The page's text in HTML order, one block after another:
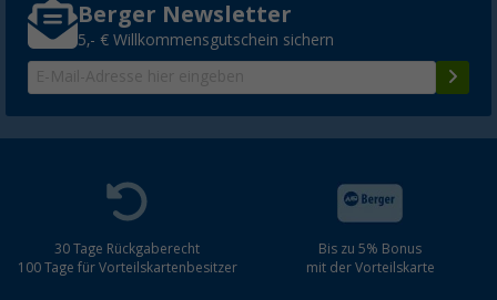
Berger Newsletter
5,- € Willkommensgutschein sichern
30 Tage Rückgaberecht
100 Tage für Vorteilskartenbesitzer
Bis zu 5% Bonus
mit der Vorteilskarte